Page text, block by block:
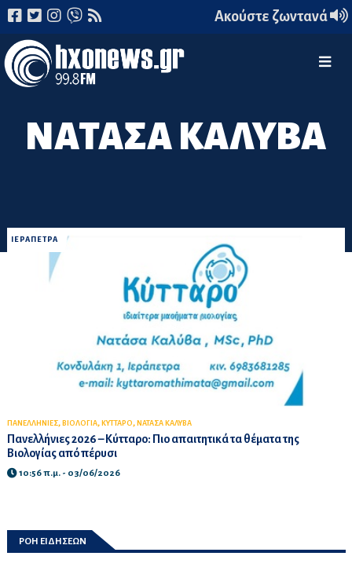
Ακούστε ζωντανά
ΝΑΤΑΣΑ ΚΑΛΥΒΑ
ΙΕΡΑΠΕΤΡΑ
ΠΑΝΕΛΛΗΝΙΕΣ, ΒΙΟΛΟΓΙΑ, ΚΥΤΤΑΡΟ, ΝΑΤΑΣΑ ΚΑΛΥΒΑ
Πανελλήνιες 2026 – Κύτταρο: Πιο απαιτητικά τα θέματα της
Βιολογίας από πέρυσι
10:56 π.μ. - 03/06/2026
ΡΟΗ ΕΙΔΗΣΕΩΝ